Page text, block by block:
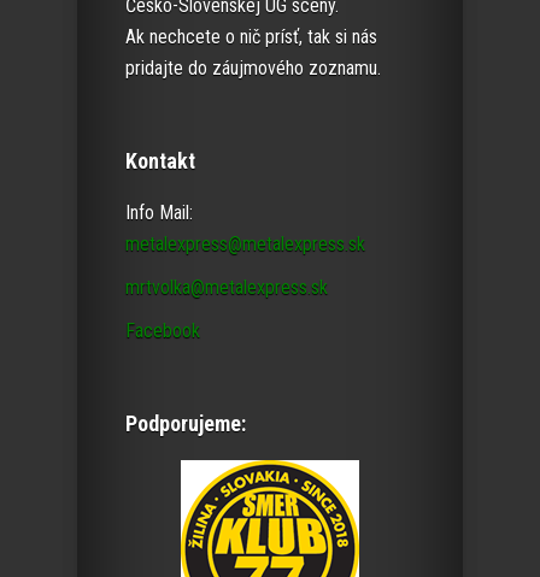
Česko-Slovenskej UG scény.
Ak nechcete o nič prísť, tak si nás
pridajte do záujmového zoznamu.
Kontakt
Info Mail:
metalexpress@metalexpress.sk
mrtvolka@metalexpress.sk
Facebook
Podporujeme: